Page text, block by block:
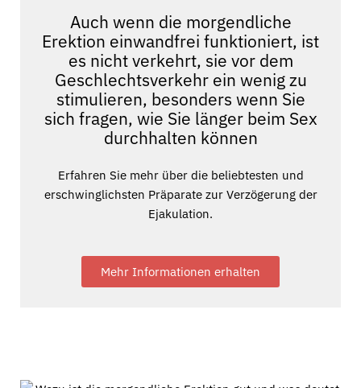
Auch wenn die morgendliche
Erektion einwandfrei funktioniert, ist
es nicht verkehrt, sie vor dem
Geschlechtsverkehr ein wenig zu
stimulieren, besonders wenn Sie
sich fragen, wie Sie länger beim Sex
durchhalten können
Erfahren Sie mehr über die beliebtesten und
erschwinglichsten Präparate zur Verzögerung der
Ejakulation.
Mehr Informationen erhalten